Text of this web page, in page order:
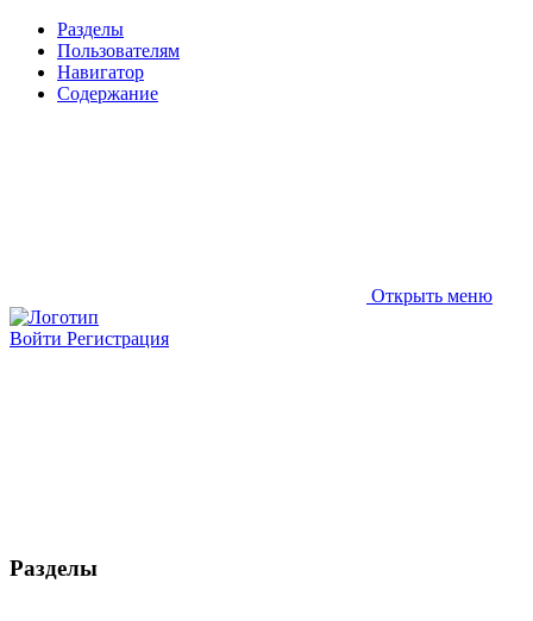
Разделы
Пользователям
Навигатор
Содержание
Открыть меню
Войти Регистрация
Разделы